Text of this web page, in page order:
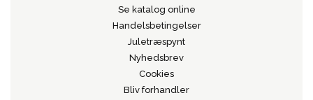
Se katalog online
Handelsbetingelser
Juletræspynt
Nyhedsbrev
Cookies
Bliv forhandler